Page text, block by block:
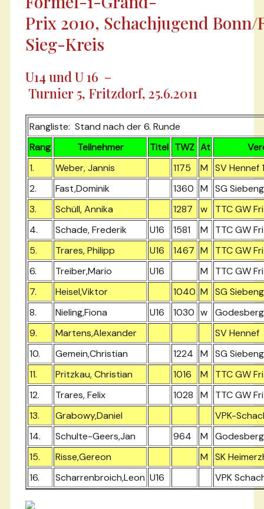
Prix 2010, Schachjugend
Sieg-Kreis
U14 und U 16 –
Turnier 5, Fritzdorf, 25.6.2011
Rangliste: Stand nach der 6. Runde
Rang
Teilnehmer Titel TWZ At
1.
Weber, Jannis 1175 M
SV Hennef
2.
Fast,Dominik 1360 M
SG
3.
Schüll, Annika 1287 w
TTC GW
4.
Schade, Frederik U16 1581 M
TTC GW
5.
Trares, Philipp U16 1467 M
TTC GW
6.
Treiber,Mario U16 M
TTC GW
7.
Heisel,Viktor 1040 M
SG
8.
Nieling,Fiona U16 1030 w
9.
Martens,Alexander
SV Hennef
10.
Gemein,Christian 1224 M
SG
11.
Pritzkau, Christian 1016 M
TTC GW
12.
Trares, Felix 1028 M
TTC GW
13.
Grabowy,Daniel
VPK-
14.
Schulte-Geers,Jan 964 M
15.
Risse,Gereon M
SK
16.
Scharrenbroich,Leon U16 VPK